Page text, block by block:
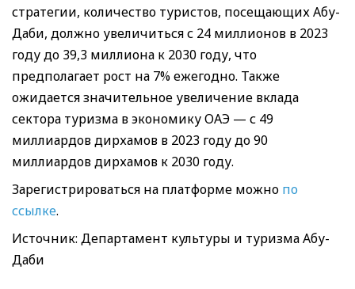
стратегии, количество туристов, посещающих Абу-
Даби, должно увеличиться с 24 миллионов в 2023
году до 39,3 миллиона к 2030 году, что
предполагает рост на 7% ежегодно. Также
ожидается значительное увеличение вклада
сектора туризма в экономику ОАЭ — с 49
миллиардов дирхамов в 2023 году до 90
миллиардов дирхамов к 2030 году.
Зарегистрироваться на платформе можно по
ссылке.
Источник: Департамент культуры и туризма Абу-
Даби